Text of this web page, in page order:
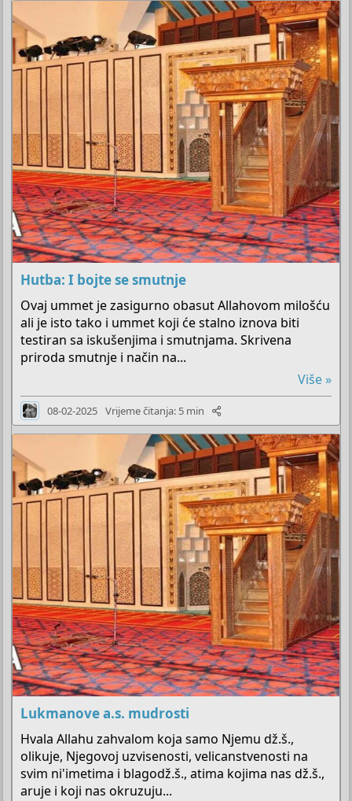
Hutba: I bojte se smutnje
Ovaj ummet je zasigurno obasut Allahovom milošću
ali je isto tako i ummet koji će stalno iznova biti
testiran sa iskušenjima i smutnjama. Skrivena
priroda smutnje i način na...
Više »
08-02-2025 Vrijeme čitanja: 5 min
Lukmanove a.s. mudrosti
Hvala Allahu zahvalom koja samo Njemu dž.š.,
olikuje, Njegovoj uzvisenosti, velicanstvenosti na
svim ni'imetima i blagodž.š., atima kojima nas dž.š.,
aruje i koji nas okruzuju...